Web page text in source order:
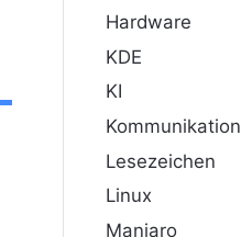
Hardware
KDE
KI
Kommunikation
Lesezeichen
Linux
Manjaro